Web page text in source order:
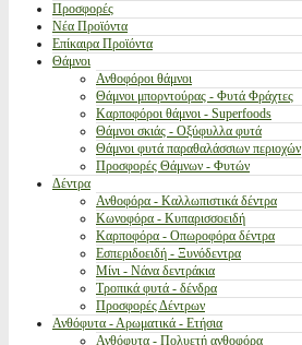
Προσφορές
Νέα Προϊόντα
Επίκαιρα Προϊόντα
Θάμνοι
Ανθοφόροι θάμνοι
Θάμνοι μπορντούρας - Φυτά Φράχτες
Καρποφόροι θάμνοι - Superfoods
Θάμνοι σκιάς - Οξύφυλλα φυτά
Θάμνοι φυτά παραθαλάσσιων περιοχών
Προσφορές Θάμνων - Φυτών
Δέντρα
Ανθοφόρα - Καλλωπιστικά δέντρα
Κωνοφόρα - Κυπαρισσοειδή
Καρποφόρα - Οπωροφόρα δέντρα
Εσπεριδοειδή - Ξυνόδεντρα
Μίνι - Νάνα δεντράκια
Τροπικά φυτά - δένδρα
Προσφορές Δέντρων
Ανθόφυτα - Αρωματικά - Ετήσια
Ανθόφυτα - Πολυετή ανθοφόρα